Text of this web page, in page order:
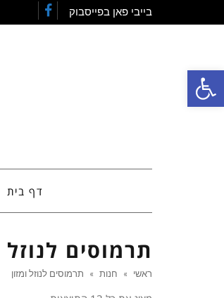
פתח סרגל נגישות
בייבי פאן בפייסבוק
Facebook
דף בית
תרמוסים לנוזל
ראשי » חנות » תרמוסים לנוזל ומזון